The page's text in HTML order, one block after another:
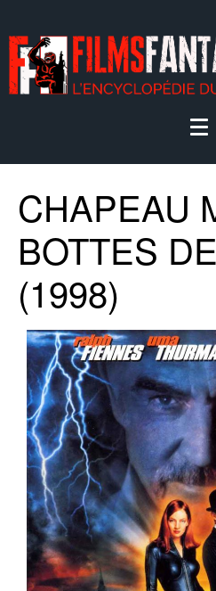
CHAPEAU
BOTTES
(1998)